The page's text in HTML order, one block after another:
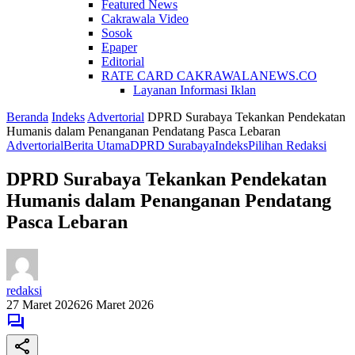
Featured News
Cakrawala Video
Sosok
Epaper
Editorial
RATE CARD CAKRAWALANEWS.CO
Layanan Informasi Iklan
Beranda Indeks Advertorial DPRD Surabaya Tekankan Pendekatan
Humanis dalam Penanganan Pendatang Pasca Lebaran
AdvertorialBerita UtamaDPRD SurabayaIndeksPilihan Redaksi
DPRD Surabaya Tekankan Pendekatan
Humanis dalam Penanganan Pendatang
Pasca Lebaran
redaksi
27 Maret 202626 Maret 2026